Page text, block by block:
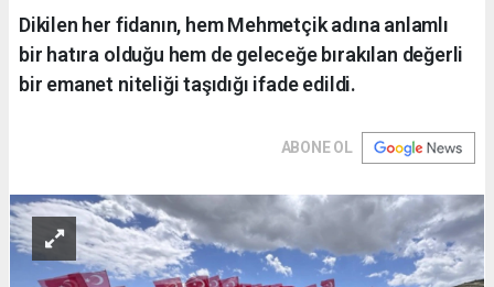
Dikilen her fidanın, hem Mehmetçik adına anlamlı
bir hatıra olduğu hem de geleceğe bırakılan değerli
bir emanet niteliği taşıdığı ifade edildi.
ABONE OL